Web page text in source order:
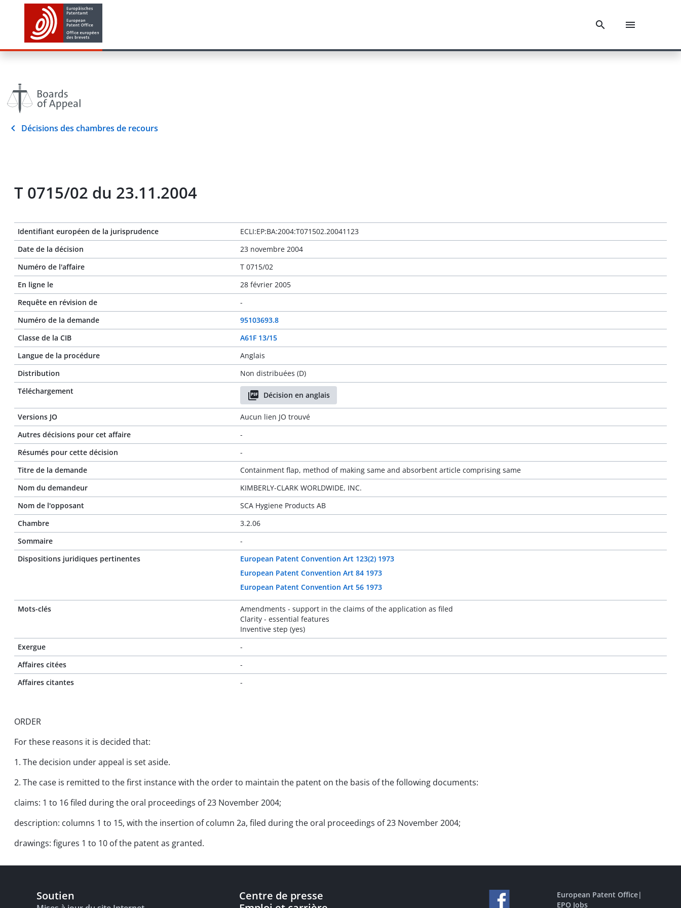
Décisions des chambres de recours
T 0715/02 du 23.11.2004
Identifiant européen de la jurisprudence
ECLI:EP:BA:2004:T071502.20041123
Date de la décision
23 novembre 2004
Numéro de l'affaire
T 0715/02
En ligne le
28 février 2005
Requête en révision de
-
Numéro de la demande
95103693.8
Classe de la CIB
A61F 13/15
Langue de la procédure
Anglais
Distribution
Non distribuées (D)
Téléchargement
Décision en anglais
Versions JO
Aucun lien JO trouvé
Autres décisions pour cet affaire
-
Résumés pour cette décision
-
Titre de la demande
Containment flap, method of making same and absorbent article comprising same
Nom du demandeur
KIMBERLY-CLARK WORLDWIDE, INC.
Nom de l'opposant
SCA Hygiene Products AB
Chambre
3.2.06
Sommaire
-
Dispositions juridiques pertinentes
European Patent Convention Art 123(2) 1973
European Patent Convention Art 84 1973
European Patent Convention Art 56 1973
Mots-clés
Amendments - support in the claims of the application as filed
Clarity - essential features
Inventive step (yes)
Exergue
-
Affaires citées
-
Affaires citantes
-
ORDER
For these reasons it is decided that:
1. The decision under appeal is set aside.
2. The case is remitted to the first instance with the order to maintain the patent on the basis of the following documents:
claims: 1 to 16 filed during the oral proceedings of 23 November 2004;
description: columns 1 to 15, with the insertion of column 2a, filed during the oral proceedings of 23 November 2004;
drawings: figures 1 to 10 of the patent as granted.
Soutien
Centre de presse
European Patent Office|
EPO Jobs